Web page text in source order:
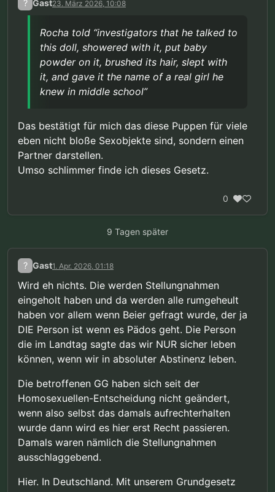
sind wir zu dem Schluss gekommen, dass
(Rocha)s Verhalten – Masturbation, in
Einsamkeit, im Verborgenen und unter
Ausschluss der Öffentlichkeit – den
verfassungsrechtlichen Schutz
rechtfertigt“, der durch das Urteil des
Lawrence gegen Texas gewährt wird.
Dieses wegweisende Urteil hob ein
texanisches Gesetz auf, das Sodomie
zwischen einwilligenden Erwachsenen
unter Strafe stellte. […] Rocha hatte ein
verfassungsrechtlich geschütztes Recht
(Übersetzt mit DeepL)
Quelle:
https://www.stripes.com/branches/air_force/2026-
03-19/airman-child-sex-doll-conviction-reversed-
21116363.html
? Gast23. März 2026, 10:08
Rocha told “investigators that he talked to
this doll, showered with it, put baby
powder on it, brushed its hair, slept with
it, and gave it the name of a real girl he
knew in middle school”
Das bestätigt für mich das diese Puppen für viele
eben nicht bloße Sexobjekte sind, sondern einen
Partner darstellen.
Umso schlimmer finde ich dieses Gesetz.
0
9 Tagen später
? Gast1. Apr. 2026, 01:18
Wird eh nichts. Die werden Stellungnahmen
eingeholt haben und da werden alle rumgeheult
haben vor allem wenn Beier gefragt wurde, der ja
DIE Person ist wenn es Pädos geht. Die Person
die im Landtag sagte das wir NUR sicher leben
können, wenn wir in absoluter Abstinenz leben.
Die betroffenen GG haben sich seit der
Homosexuellen-Entscheidung nicht geändert,
wenn also selbst das damals aufrechterhalten
wurde dann wird es hier erst Recht passieren.
Damals waren nämlich die Stellungnahmen
ausschlaggebend.
Hier. In Deutschland. Mit unserem Grundgesetz